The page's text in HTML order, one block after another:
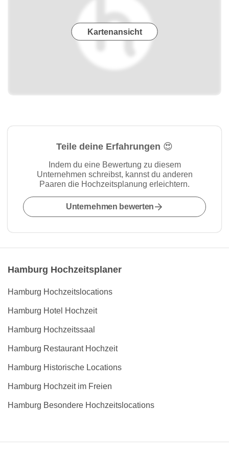
Kartenansicht
Teile deine Erfahrungen 😍
Indem du eine Bewertung zu diesem
Unternehmen schreibst, kannst du anderen
Paaren die Hochzeitsplanung erleichtern.
Unternehmen bewerten
Hamburg Hochzeitsplaner
Hamburg Hochzeitslocations
Hamburg Hotel Hochzeit
Hamburg Hochzeitssaal
Hamburg Restaurant Hochzeit
Hamburg Historische Locations
Hamburg Hochzeit im Freien
Hamburg Besondere Hochzeitslocations